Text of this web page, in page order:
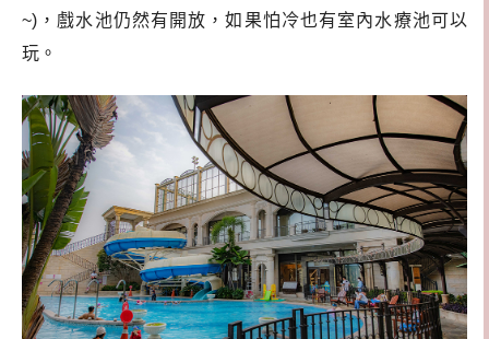
~)，戲水池仍然有開放，如果怕冷也有室內水療池可以
玩。